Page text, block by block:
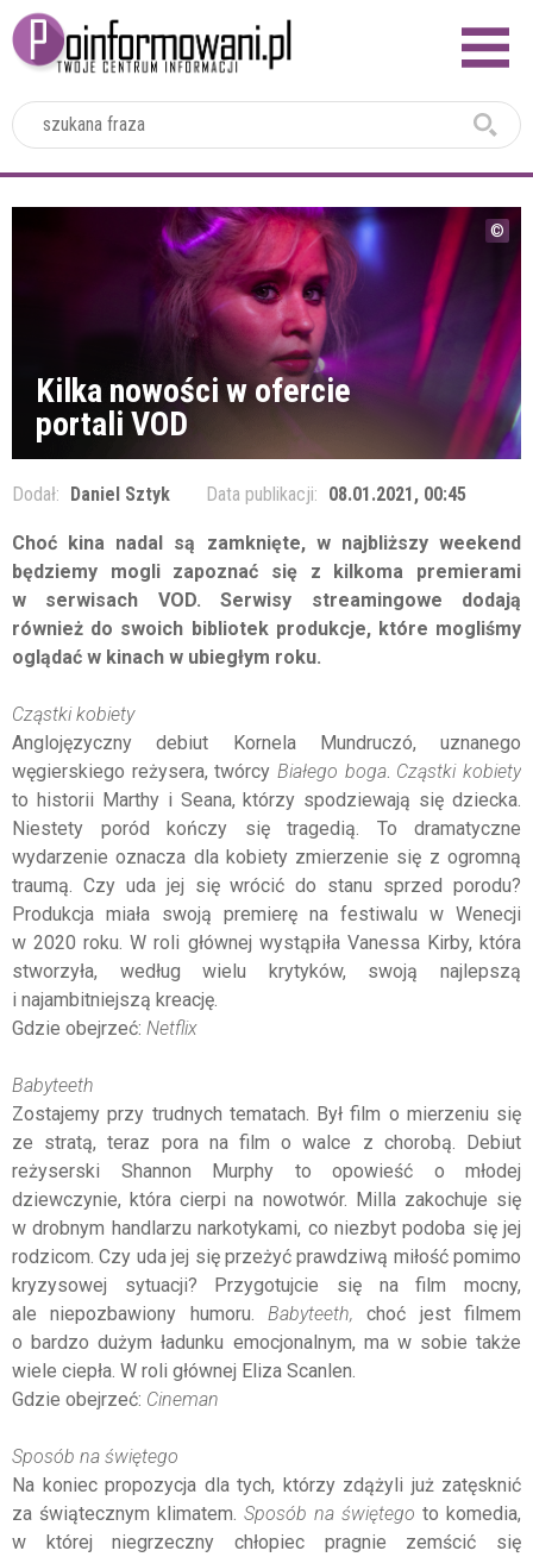
Kilka nowości w ofercie
portali VOD
Dodał: Daniel Sztyk Data publikacji: 08.01.2021, 00:45
Choć kina nadal są zamknięte, w najbliższy weekend
będziemy mogli zapoznać się z kilkoma premierami
w serwisach VOD. Serwisy streamingowe dodają
również do swoich bibliotek produkcje, które mogliśmy
oglądać w kinach w ubiegłym roku.
Cząstki kobiety
Anglojęzyczny debiut Kornela Mundruczó, uznanego
węgierskiego reżysera, twórcy Białego boga. Cząstki kobiety
to historii Marthy i Seana, którzy spodziewają się dziecka.
Niestety poród kończy się tragedią. To dramatyczne
wydarzenie oznacza dla kobiety zmierzenie się z ogromną
traumą. Czy uda jej się wrócić do stanu sprzed porodu?
Produkcja miała swoją premierę na festiwalu w Wenecji
w 2020 roku. W roli głównej wystąpiła Vanessa Kirby, która
stworzyła, według wielu krytyków, swoją najlepszą
i najambitniejszą kreację.
Gdzie obejrzeć: Netflix
Babyteeth
Zostajemy przy trudnych tematach. Był film o mierzeniu się
ze stratą, teraz pora na film o walce z chorobą. Debiut
reżyserski Shannon Murphy to opowieść o młodej
dziewczynie, która cierpi na nowotwór. Milla zakochuje się
w drobnym handlarzu narkotykami, co niezbyt podoba się jej
rodzicom. Czy uda jej się przeżyć prawdziwą miłość pomimo
kryzysowej sytuacji? Przygotujcie się na film mocny,
ale niepozbawiony humoru. Babyteeth,choć jest filmem
o bardzo dużym ładunku emocjonalnym, ma w sobie także
wiele ciepła. W roli głównej Eliza Scanlen.
Gdzie obejrzeć: Cineman
Sposób na świętego
Na koniec propozycja dla tych, którzy zdążyli już zatęsknić
za świątecznym klimatem. Sposób na świętego to komedia,
w której niegrzeczny chłopiec pragnie zemścić się